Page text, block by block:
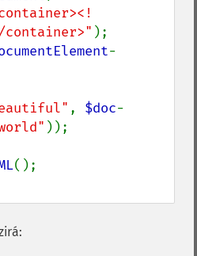
container>"
-
, $doc-
));